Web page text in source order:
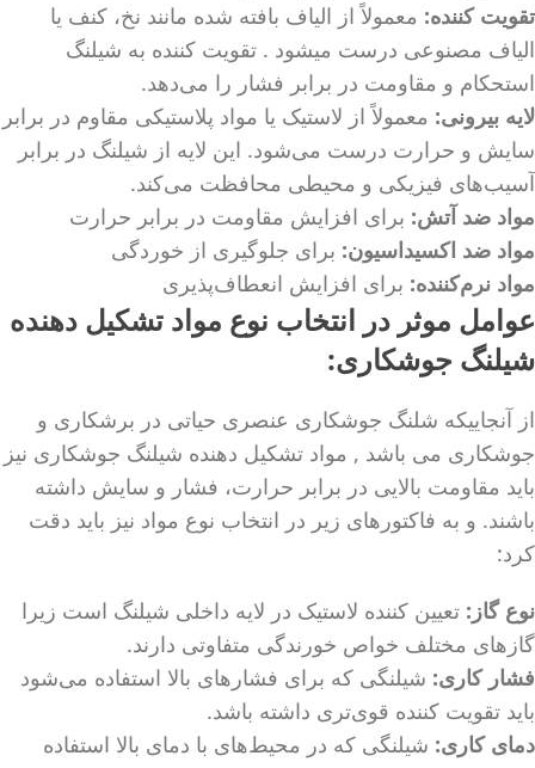
تقویت کننده: معمولاً از الیاف بافته شده مانند نخ، کنف یا
الیاف مصنوعی درست میشود . تقویت کننده به شیلنگ
استحکام و مقاومت در برابر فشار را می‌دهد.
لایه بیرونی: معمولاً از لاستیک یا مواد پلاستیکی مقاوم در برابر
سایش و حرارت درست می‌شود. این لایه از شیلنگ در برابر
آسیب‌های فیزیکی و محیطی محافظت می‌کند.
مواد ضد آتش: برای افزایش مقاومت در برابر حرارت
مواد ضد اکسیداسیون: برای جلوگیری از خوردگی
مواد نرم‌کننده: برای افزایش انعطاف‌پذیری
عوامل موثر در انتخاب نوع مواد تشکیل دهنده
شیلنگ جوشکاری:
از آنجاییکه شلنگ جوشکاری عنصری حیاتی در برشکاری و
جوشکاری می باشد , مواد تشکیل دهنده شیلنگ جوشکاری نیز
باید مقاومت بالایی در برابر حرارت، فشار و سایش داشته
باشند. و به فاکتورهای زیر در انتخاب نوع مواد نیز باید دقت
کرد:
نوع گاز: تعیین کننده لاستیک در لایه داخلی شیلنگ است زیرا
گازهای مختلف خواص خورندگی متفاوتی دارند.
فشار کاری: شیلنگی که برای فشارهای بالا استفاده می‌شود
باید تقویت کننده قوی‌تری داشته باشد.
دمای کاری: شیلنگی که در محیط‌های با دمای بالا استفاده